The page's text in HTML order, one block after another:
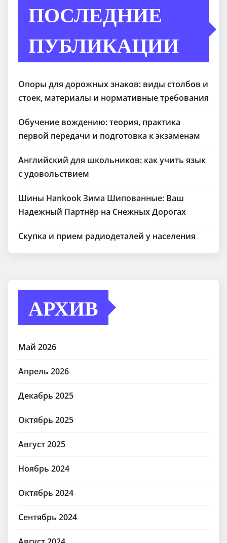
ПОСЛЕДНИЕ
ПУБЛИКАЦИИ
Опоры для дорожных знаков: виды столбов и
стоек, материалы и нормативные требования
Обучение вождению: теория, практика
первой передачи и подготовка к экзаменам
Английский для школьников: как учить язык
с удовольствием
Шины Hankook Зима Шипованные: Ваш
Надежный Партнёр на Снежных Дорогах
Скупка и прием радиодеталей у населения
АРХИВ
Май 2026
Апрель 2026
Декабрь 2025
Октябрь 2025
Август 2025
Ноябрь 2024
Октябрь 2024
Сентябрь 2024